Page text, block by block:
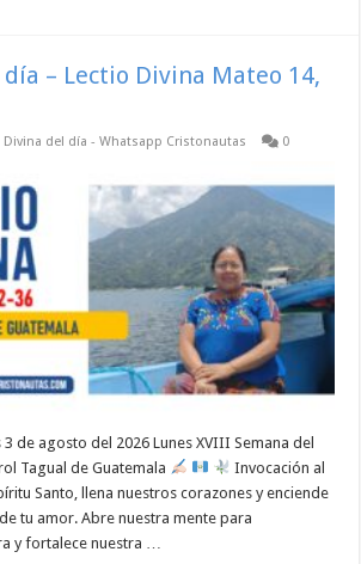
– Lectio Divina Mateo 14,
Divina del día - Whatsapp Cristonautas 0
3 de agosto del 2026 Lunes XVIII Semana del
Tagual de Guatemala
Invocación al
Santo, llena nuestros corazones y enciende
tu amor. Abre nuestra mente para
y fortalece nuestra …